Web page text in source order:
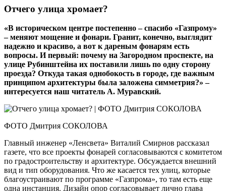
Отчего улица хромает?
«В историческом центре постепенно – спасибо «Газпрому»
– меняют мощение и фонари. Гранит, конечно, выглядит
надежно и красиво, а вот к дареным фонарям есть
вопросы. И первый: почему на Загородном проспекте, на
улице Рубинштейна их поставили лишь по одну сторону
проезда? Откуда такая однобокость в городе, где важным
принципом архитектуры была заложена симметрия?» –
интересуется наш читатель А. Муравский.
ФОТО Дмитрия СОКОЛОВА
Главный инженер «Ленсвета» Виталий Смирнов рассказал
газете, что все проекты фонарей согласовываются с комитетом
по градостроительству и архитектуре. Обсуждается внешний
вид и тип оборудования. Что же касается тех улиц, которые
благоустраивают по программе «Газпрома», то там есть еще
одна инстанция. Дизайн опор согласовывает лично глава